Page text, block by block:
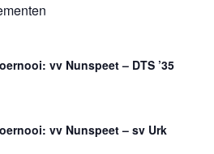
vv Nunspeet – DTS ’35
vv Nunspeet – sv Urk